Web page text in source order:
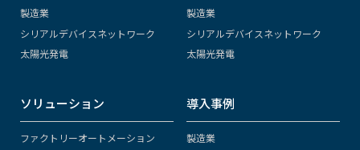
製造業
シリアルデバイスネットワーク
太陽光発電
製造業
シリアルデバイスネットワーク
太陽光発電
ソリューション
ファクトリーオートメーション
導入事例
製造業